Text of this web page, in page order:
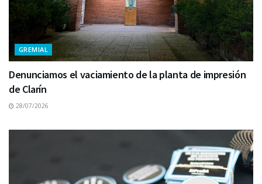
GREMIAL
Denunciamos el vaciamiento de la planta de impresión
de Clarín
28/07/2026